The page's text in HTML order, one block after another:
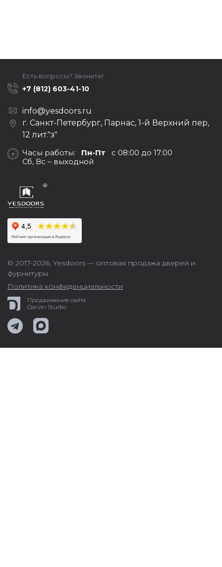
© 2017-2026, Yesdoors — оптовая продажа дверей и
фурнитуры
Политика конфиденциальности
Продвижение сайта
Darvin Studio
Есть вопросы? Звоните!
+7 (812) 603-41-10
info@yesdoors.ru
г. Санкт-Петербург, Парнас, 1-й Верхний пер,
12 лит."з"
Часы работы: Пн-Пт с 08:00 до 17:00
Сб, Вс – выходной